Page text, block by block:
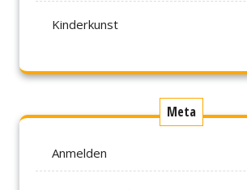
Kinderkunst
Meta
Anmelden